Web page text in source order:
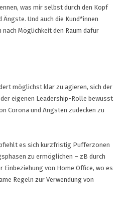
was mir selbst durch den Kopf
Und auch die Kund*innen
nach Möglichkeit den Raum dafür
möglichst klar zu agieren, sich der
eigenen Leadership-Rolle bewusst
Corona und Ängsten zudecken zu
es sich kurzfristig Pufferzonen
zu ermöglichen – zB durch
Einbeziehung von Home Office, wo es
Regeln zur Verwendung von